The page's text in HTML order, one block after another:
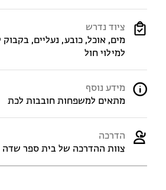
ציוד נדרש
מים, אוכל, כובע, נעליים,
למילוי חול
מידע נוסף
מתאים למשפחות חובבות לכת
הדרכה
צוות ההדרכה של בית ספר שדה